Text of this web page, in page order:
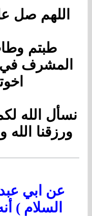
اللهم صل
طبتم
المشرف في
نسأل الله
ورزقنا
عن ابي
السلام )